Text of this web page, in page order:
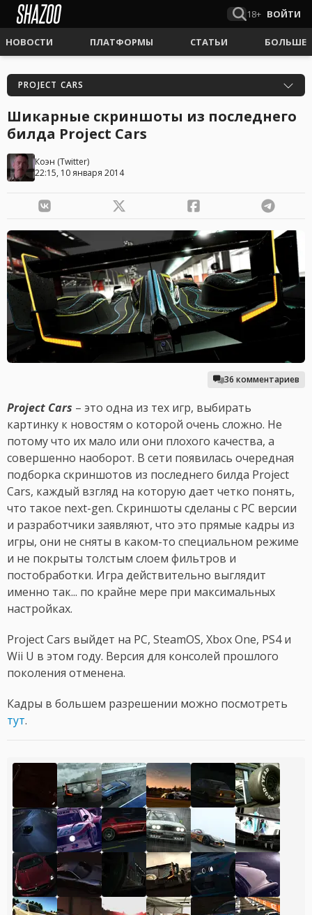
18+ ВОЙТИ
НОВОСТИ ПЛАТФОРМЫ СТАТЬИ БОЛЬШЕ
PROJECT CARS
Шикарные скриншоты из последнего
билда Project Cars
Коэн (Twitter)
22:15, 10 января 2014
36 комментариев
Project Cars – это одна из тех игр, выбирать
картинку к новостям о которой очень сложно. Не
потому что их мало или они плохого качества, а
совершенно наоборот. В сети появилась очередная
подборка скриншотов из последнего билда Project
Cars, каждый взгляд на которую дает четко понять,
что такое next-gen. Скриншоты сделаны с PC версии
и разработчики заявляют, что это прямые кадры из
игры, они не сняты в каком-то специальном режиме
и не покрыты толстым слоем фильтров и
постобработки. Игра действительно выглядит
именно так... по крайне мере при максимальных
настройках.
Project Cars выйдет на PC, SteamOS, Xbox One, PS4 и
Wii U в этом году. Версия для консолей прошлого
поколения отменена.
Кадры в большем разрешении можно посмотреть
тут.